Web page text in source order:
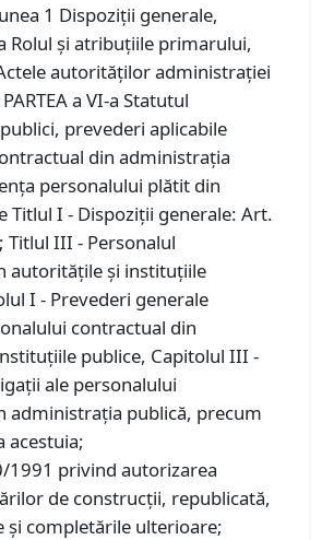
1 Dispoziţii generale,
Rolul şi atribuţiile primarului,
autorităţilor administraţiei
a VI-a Statutul
prevederi aplicabile
din administraţia
personalului plătit din
Titlul I - Dispoziţii generale: Art.
Titlul III - Personalul
autorităţile şi instituţiile
I - Prevederi generale
contractual din
publice, Capitolul III -
ale personalului
administraţia publică, precum
acestuia;
1991 privind autorizarea
de construcţii, republicată,
şi completările ulterioare;